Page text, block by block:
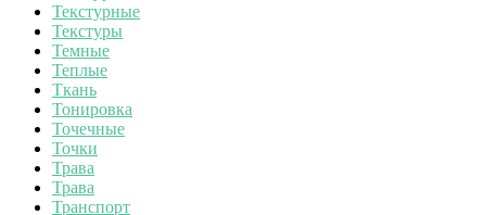
Текстурные
Текстуры
Темные
Теплые
Ткань
Тонировка
Точечные
Точки
Трава
Трава
Транспорт